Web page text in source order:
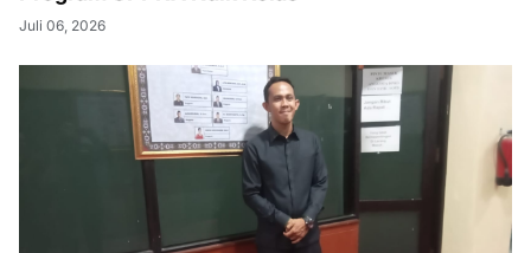
Juli 06, 2026